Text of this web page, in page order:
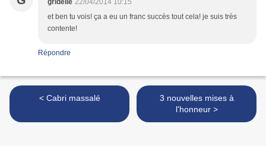
gridelle 22/04/2014 10:15
et ben tu vois! ça a eu un franc succès tout cela! je suis très
contente!
Répondre
< Cabri massalé
3 nouvelles mises à
l'honneur >